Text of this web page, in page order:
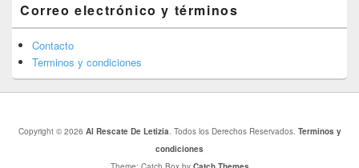
Correo electrónico y términos
Contacto
Terminos y condiciones
Copyright © 2026 Al Rescate De Letizia. Todos los Derechos Reservados. Terminos y
condiciones